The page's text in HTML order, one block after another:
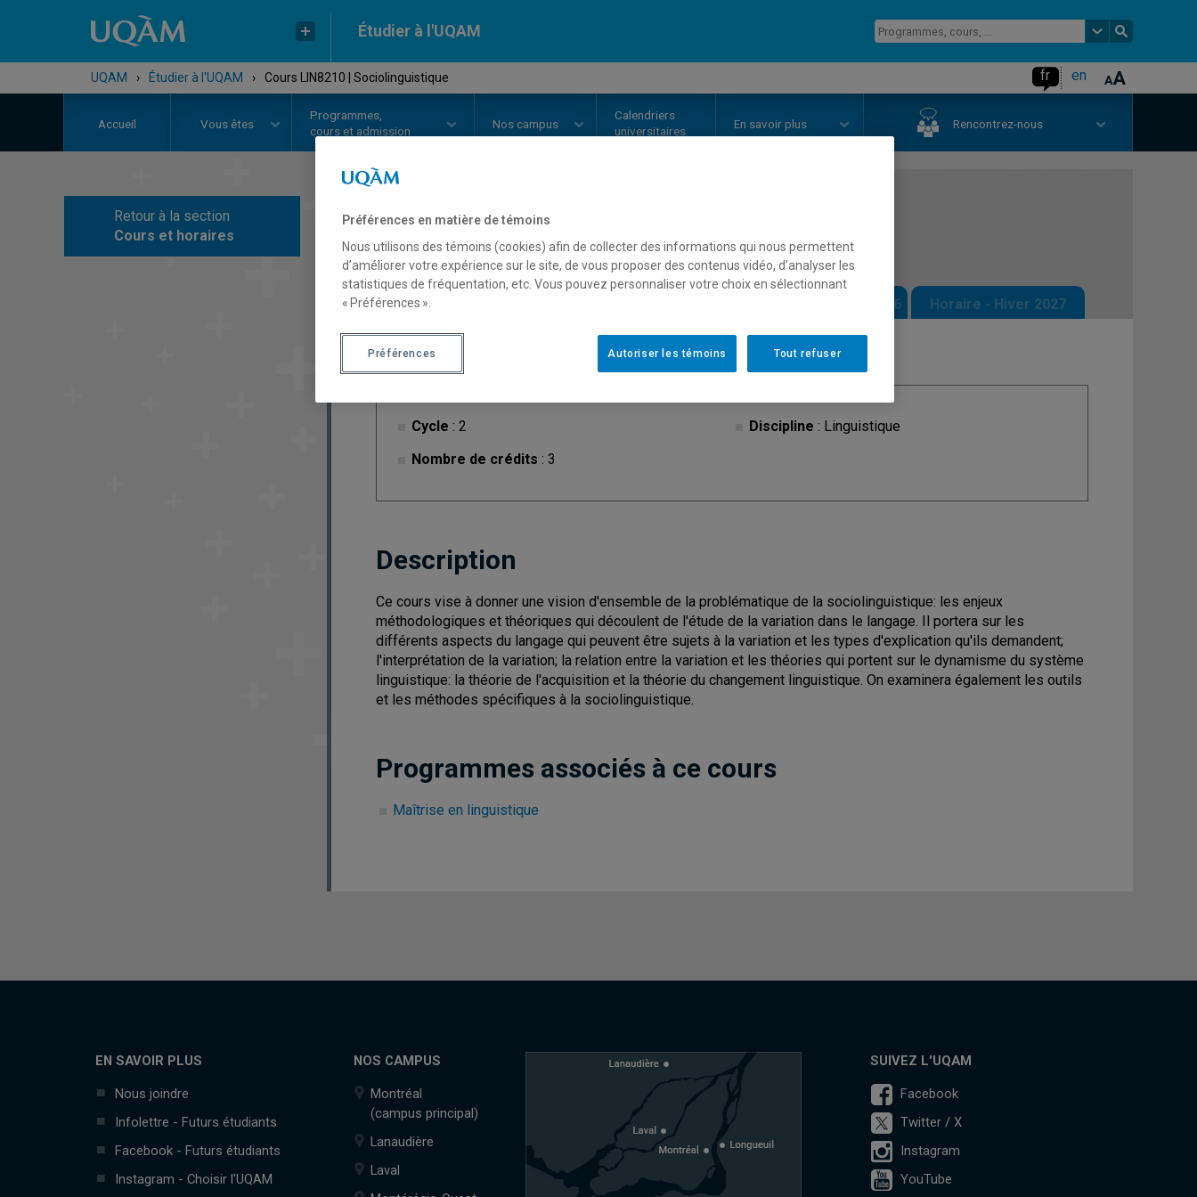
Étudier à l'UQAM
UQAM › Étudier à l'UQAM › Cours LIN8210 | Sociolinguistique fr en
Accueil Vous êtes
Programmes,
cours et admission
Nos campus
Calendriers
universitaires
En savoir plus Rencontrez-nous
Retour à la section
Cours et horaires
COURS// LIN8210 - Sociolinguistique
Description Horaire - Automne 2026 Horaire - Hiver 2027
Cycle : 2
Nombre de crédits : 3
Discipline : Linguistique
Description
Ce cours vise à donner une vision d'ensemble de la problématique de la sociolinguistique: les enjeux
méthodologiques et théoriques qui découlent de l'étude de la variation dans le langage. Il portera sur les
différents aspects du langage qui peuvent être sujets à la variation et les types d'explication qu'ils demandent;
l'interprétation de la variation; la relation entre la variation et les théories qui portent sur le dynamisme du système
linguistique: la théorie de l'acquisition et la théorie du changement linguistique. On examinera également les outils
et les méthodes spécifiques à la sociolinguistique.
Programmes associés à ce cours
Maîtrise en linguistique
EN SAVOIR PLUS
Nous joindre
Infolettre - Futurs étudiants
Facebook - Futurs étudiants
Instagram - Choisir l'UQAM
NOS CAMPUS
Montréal
(campus principal)
Lanaudière
Laval
SUIVEZ L'UQAM
Facebook
Twitter / X
Instagram
YouTube
Préférences en matière de témoins
Nous utilisons des témoins (cookies) afin de collecter des informations qui nous permettent
d’améliorer votre expérience sur le site, de vous proposer des contenus vidéo, d’analyser les
statistiques de fréquentation, etc. Vous pouvez personnaliser votre choix en sélectionnant
« Préférences ».
Tout refuser
Autoriser les témoins
Préférences